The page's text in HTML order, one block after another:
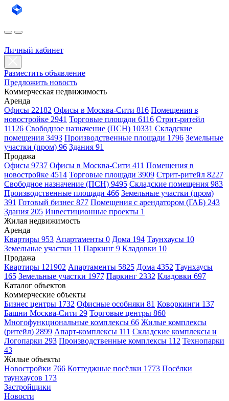
Личный кабинет
Разместить объявление
Предложить новость
Коммерческая недвижимость
Аренда
Офисы 22182 Офисы в Москва-Сити 816 Помещения в
новостройке 2941 Торговые площади 6116 Стрит-ритейл
11126 Свободное назначение (ПСН) 10331 Складские
помещения 3493 Производственные площади 1796 Земельные
участки (пром) 96 Здания 91
Продажа
Офисы 9737 Офисы в Москва-Сити 411 Помещения в
новостройке 4514 Торговые площади 3909 Стрит-ритейл 8227
Свободное назначение (ПСН) 9495 Складские помещения 983
Производственные площади 466 Земельные участки (пром)
391 Готовый бизнес 877 Помещения с арендатором (ГАБ) 243
Здания 205 Инвестиционные проекты 1
Жилая недвижимость
Аренда
Квартиры 953 Апартаменты 0 Дома 194 Таунхаусы 10
Земельные участки 11 Паркинг 9 Кладовки 10
Продажа
Квартиры 121902 Апартаменты 5825 Дома 4352 Таунхаусы
165 Земельные участки 1977 Паркинг 2332 Кладовки 697
Каталог объектов
Коммерческие объекты
Бизнес центры 1732 Офисные особняки 81 Коворкинги 137
Башни Москва-Сити 29 Торговые центры 860
Многофункциональные комплексы 66 Жилые комплексы
(ритейл) 2899 Апарт-комплексы 111 Складские комплексы и
Логопарки 293 Производственные комплексы 112 Технопарки
43
Жилые объекты
Новостройки 766 Коттеджные посёлки 1773 Посёлки
таунхаусов 173
Застройщики
Новости